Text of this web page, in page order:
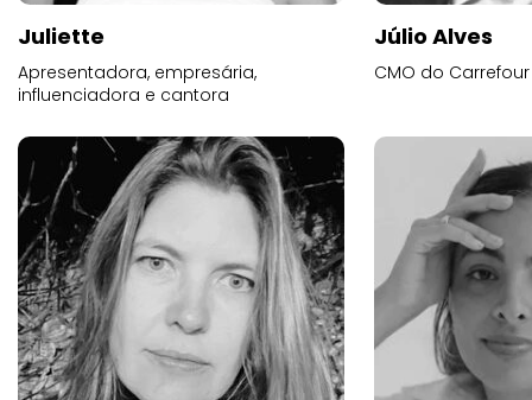
Juliette
Apresentadora, empresária,
influenciadora e cantora
Júlio Alves
CMO do Carrefour